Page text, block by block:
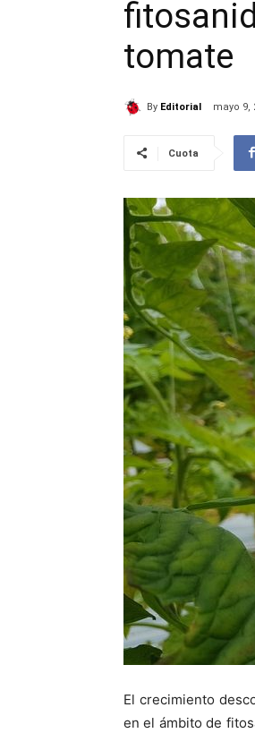
tomate
By Editorial mayo 9,
Cuota
El crecimiento
en el ámbito de